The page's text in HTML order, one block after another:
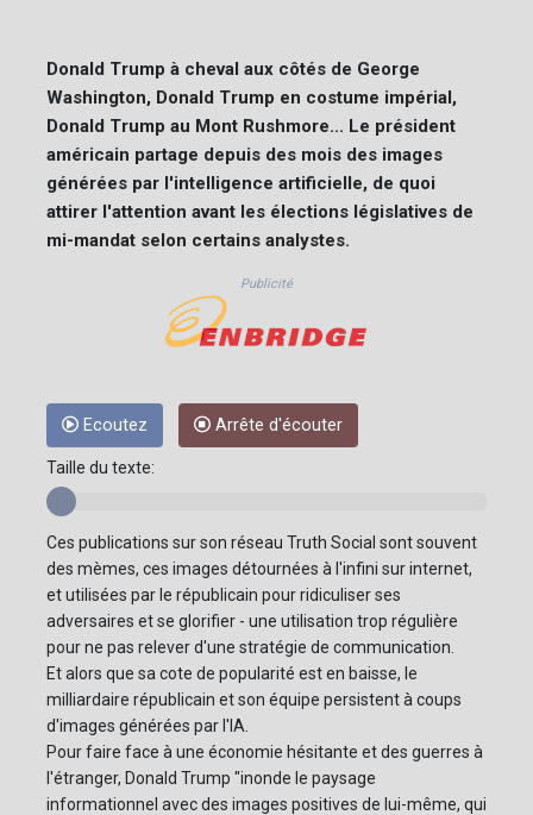
Donald Trump à cheval aux côtés de George
Washington, Donald Trump en costume impérial,
Donald Trump au Mont Rushmore... Le président
américain partage depuis des mois des images
générées par l'intelligence artificielle, de quoi
attirer l'attention avant les élections législatives de
mi-mandat selon certains analystes.
Publicité
Ecoutez Arrête d'écouter
Taille du texte:
Ces publications sur son réseau Truth Social sont souvent
des mèmes, ces images détournées à l'infini sur internet,
et utilisées par le républicain pour ridiculiser ses
adversaires et se glorifier - une utilisation trop régulière
pour ne pas relever d'une stratégie de communication.
Et alors que sa cote de popularité est en baisse, le
milliardaire républicain et son équipe persistent à coups
d'images générées par l'IA.
Pour faire face à une économie hésitante et des guerres à
l'étranger, Donald Trump "inonde le paysage
informationnel avec des images positives de lui-même, qui